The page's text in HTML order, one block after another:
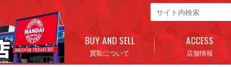
買取について
BUY AND SELL
店舗情報
ACCESS